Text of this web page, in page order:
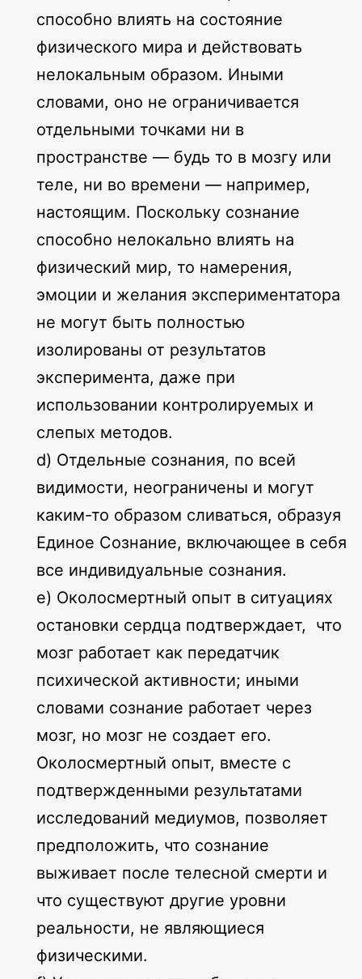
способно влиять на состояние
физического мира и действовать
нелокальным образом. Иными
словами, оно не ограничивается
отдельными точками ни в
пространстве — будь то в мозгу или
теле, ни во времени — например,
настоящим. Поскольку сознание
способно нелокально влиять на
физический мир, то намерения,
эмоции и желания экспериментатора
не могут быть полностью
изолированы от результатов
эксперимента, даже при
использовании контролируемых и
слепых методов.
d) Отдельные сознания, по всей
видимости, неограничены и могут
каким-то образом сливаться, образуя
Единое Сознание, включающее в себя
все индивидуальные сознания.
e) Околосмертный опыт в ситуациях
остановки сердца подтверждает, что
мозг работает как передатчик
психической активности; иными
словами сознание работает через
мозг, но мозг не создает его.
Околосмертный опыт, вместе с
подтвержденными результатами
исследований медиумов, позволяет
предположить, что сознание
выживает после телесной смерти и
что существуют другие уровни
реальности, не являющиеся
физическими.